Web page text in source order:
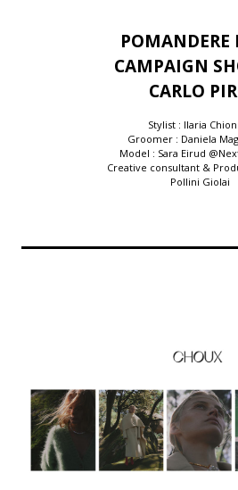
POMANDERE
CAMPAIGN
CARLO
Stylist : Ilaria
Groomer : Daniela
Model : Sara Eirud
Creative consultant &
Pollini Giolai